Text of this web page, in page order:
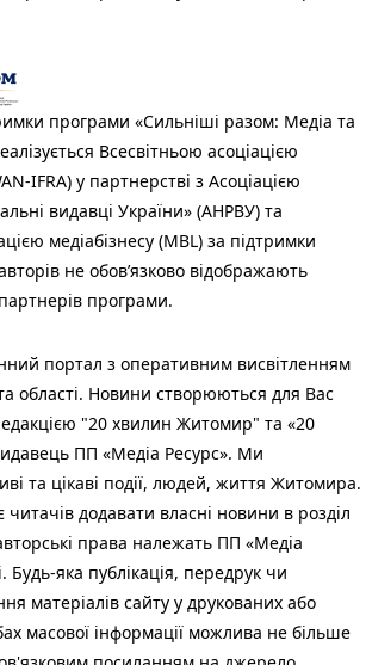
програми «Сильніші разом: Медіа та
Всесвітньою асоціацією
IFRA) у партнерстві з Асоціацією
видавці України» (АНРВУ) та
медіабізнесу (MBL) за підтримки
не обов’язково відображають
програми.
портал з оперативним висвітленням
області. Новини створюються для Вас
"20 хвилин Житомир" та «20
ПП «Медіа Ресурс». Ми
та цікаві події, людей, життя Житомира.
читачів додавати власні новини в розділ
права належать ПП «Медіа
Будь-яка публiкацiя, передрук чи
матеріалів сайту у друкованих або
масової інформації можлива не більше